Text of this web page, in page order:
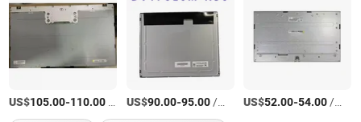
US$105.00-110.00 US$90.00-95.00/상품 US$52.00-54.00/상품